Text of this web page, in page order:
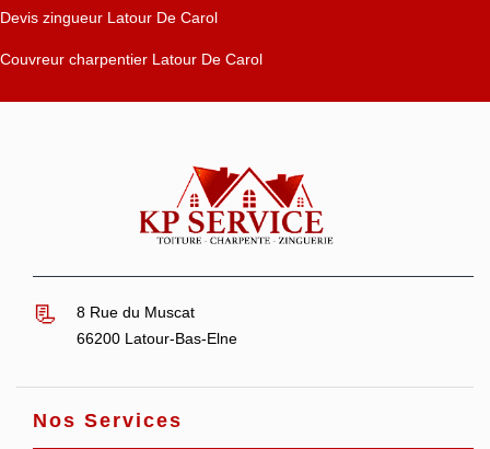
Devis zingueur Latour De Carol
Couvreur charpentier Latour De Carol
8 Rue du Muscat
66200 Latour-Bas-Elne
Nos Services